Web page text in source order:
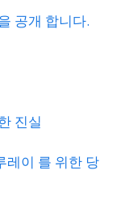
공개 합니다.
진실
레이 를 위한 당